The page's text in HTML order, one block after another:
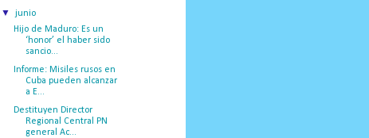
▼junio
Hijo de Maduro: Es un
‘honor’ el haber sido
sancio...
Informe: Misiles rusos en
Cuba pueden alcanzar
a E...
Destituyen Director
Regional Central PN
general Ac...